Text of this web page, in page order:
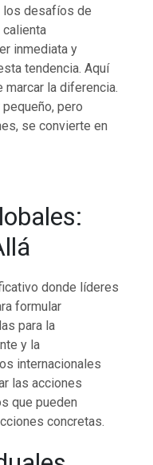
los desafíos de
calienta
inmediata y
tendencia. Aquí
la diferencia.
pero
se convierte en
donde líderes
formular
para la
y la
internacionales
las acciones
que pueden
concretas.